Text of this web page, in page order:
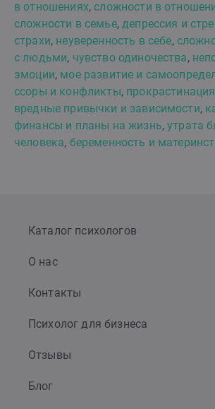
в отношениях,сложности в
сложности в семье,депрессия и
страхи, неуверенность в себе,
с людьми, чувство одиночества,
эмоции, мое развитие и
ссоры и конфликты,
вредные привычки и зависимости,
финансы и планы на жизнь,утрата
человека, беременность и
Каталог психологов
О нас
Контакты
Психолог для бизнеса
Отзывы
Блог